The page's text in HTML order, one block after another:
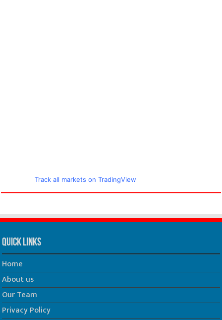
Track all markets on TradingView
Quick Links
Home
About us
Our Team
Privacy Policy